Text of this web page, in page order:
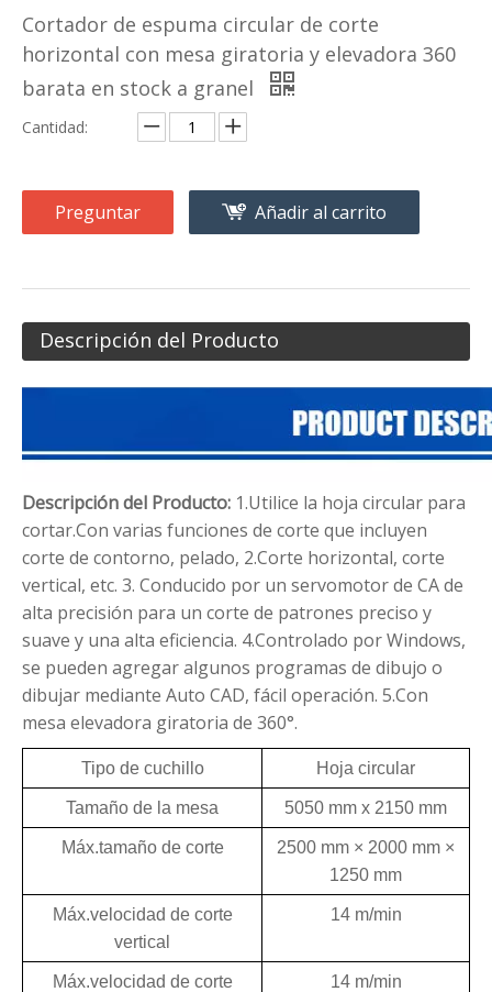
Cortador de espuma circular de corte
horizontal con mesa giratoria y elevadora 360
barata en stock a granel
Cantidad:
Preguntar Añadir al carrito
Descripción del Producto
Descripción del Producto: 1.Utilice la hoja circular para
cortar.Con varias funciones de corte que incluyen
corte de contorno, pelado, 2.Corte horizontal, corte
vertical, etc. 3. Conducido por un servomotor de CA de
alta precisión para un corte de patrones preciso y
suave y una alta eficiencia. 4.Controlado por Windows,
se pueden agregar algunos programas de dibujo o
dibujar mediante Auto CAD, fácil operación. 5.Con
mesa elevadora giratoria de 360°.
Tipo de cuchillo Hoja circular
Tamaño de la mesa 5050 mm x 2150 mm
Máx.tamaño de corte
2500 mm × 2000 mm ×
1250 mm
Máx.velocidad de corte
vertical
14 m/min
Máx.velocidad de corte
14 m/min